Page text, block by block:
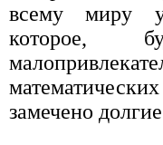
всему миру
которое,
замечено